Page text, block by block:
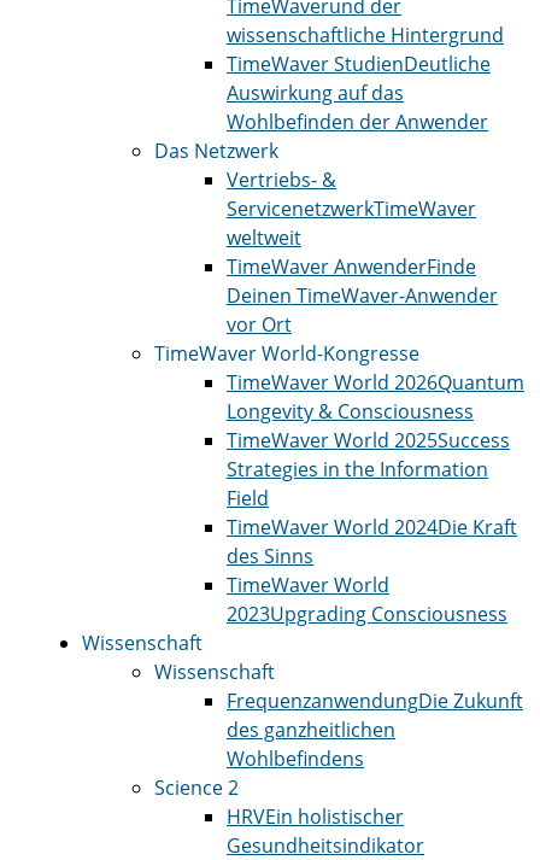
TimeWaverund der
wissenschaftliche Hintergrund
TimeWaver StudienDeutliche
Auswirkung auf das
Wohlbefinden der Anwender
Das Netzwerk
Vertriebs- &
ServicenetzwerkTimeWaver
weltweit
TimeWaver AnwenderFinde
Deinen TimeWaver-Anwender
vor Ort
TimeWaver World-Kongresse
TimeWaver World 2026Quantum
Longevity & Consciousness
TimeWaver World 2025Success
Strategies in the Information
Field
TimeWaver World 2024Die Kraft
des Sinns
TimeWaver World
2023Upgrading Consciousness
Wissenschaft
Wissenschaft
FrequenzanwendungDie Zukunft
des ganzheitlichen
Wohlbefindens
Science 2
HRVEin holistischer
Gesundheitsindikator